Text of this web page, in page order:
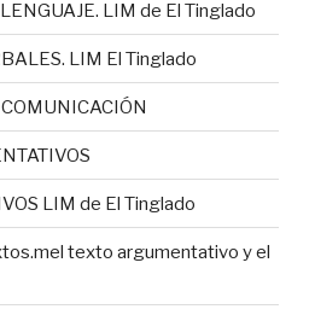
LIM de El Tinglado
LIM El Tinglado
COMUNICACIÓN
LIM de El Tinglado
texto argumentativo y el